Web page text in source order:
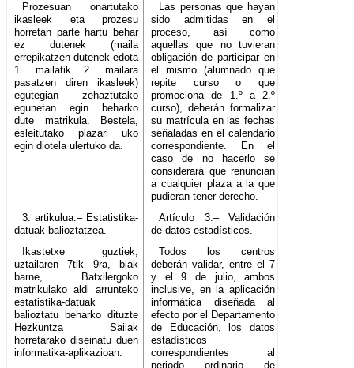
Prozesuan onartutako
ikasleek eta prozesu
horretan parte hartu behar
ez dutenek (maila
errepikatzen dutenek edota
1. mailatik 2. mailara
pasatzen diren ikasleek)
egutegian zehaztutako
egunetan egin beharko
dute matrikula. Bestela,
esleitutako plazari uko
egin diotela ulertuko da.
Las personas que hayan
sido admitidas en el
proceso, así como
aquellas que no tuvieran
obligación de participar en
el mismo (alumnado que
repite curso o que
promociona de 1.º a 2.º
curso), deberán formalizar
su matrícula en las fechas
señaladas en el calendario
correspondiente. En el
caso de no hacerlo se
considerará que renuncian
a cualquier plaza a la que
pudieran tener derecho.
3. artikulua.– Estatistika-
datuak balioztatzea.
Artículo 3.– Validación
de datos estadísticos.
Ikastetxe guztiek,
uztailaren 7tik 9ra, biak
barne, Batxilergoko
matrikulako aldi arrunteko
estatistika-datuak
balioztatu beharko dituzte
Hezkuntza Sailak
horretarako diseinatu duen
informatika-aplikazioan.
Todos los centros
deberán validar, entre el 7
y el 9 de julio, ambos
inclusive, en la aplicación
informática diseñada al
efecto por el Departamento
de Educación, los datos
estadísticos
correspondientes al
periodo ordinario de